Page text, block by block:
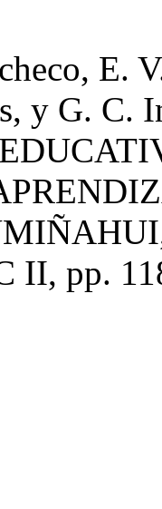
E.
y G. C.
II, pp.